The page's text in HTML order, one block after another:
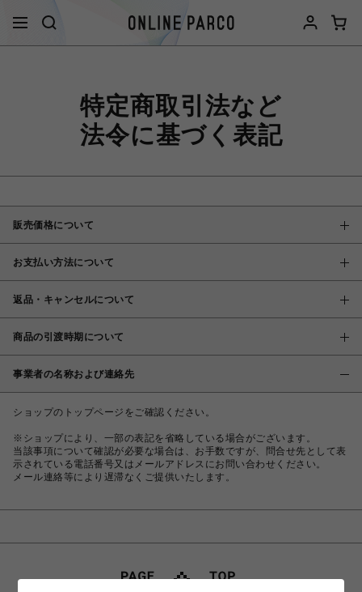
特定商取引法など
法令に基づく表記
販売価格について
お支払い方法について
返品・キャンセルについて
商品の引渡時期について
事業者の名称および連絡先
ショップのトップページをご確認ください。
※ショップにより、一部の表記を省略している場合がございます。
当該事項について確認が必要な場合は、お手数ですが、問合せ先として表
示されている電話番号又はメールアドレスにお問い合わせください。
メール連絡等により遅滞なくご提供いたします。